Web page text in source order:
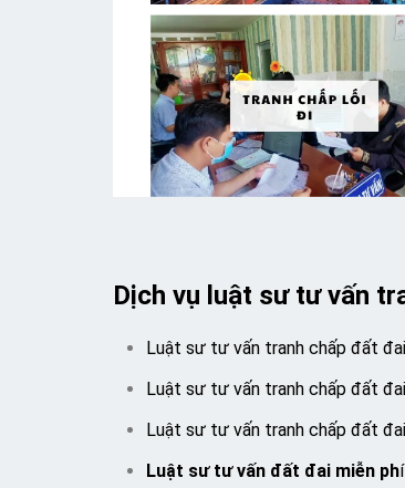
Dịch vụ luật sư tư vấn
Luật sư tư vấn tranh chấp đất
Luật sư tư vấn tranh chấp đất
Luật sư tư vấn tranh chấp đất
Luật sư tư vấn đất đai miễn ph